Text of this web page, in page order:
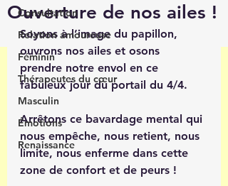
Consultation
Relation amoureuse
Féminin
Thérapeutes du cœur
Masculin
Émotions
Renaissance
Ouverture de nos ailes !
Soyons à l’image du papillon,
ouvrons nos ailes et osons
prendre notre envol en ce
fabuleux jour du portail du 4/4.
Arrêtons ce bavardage mental qui
nous empêche, nous retient, nous
limite, nous enferme dans cette
zone de confort et de peurs !